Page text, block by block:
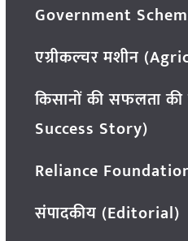
Government
एग्रीकल्चर मशीन
किसानों की सफलता
Success Story)
Reliance
संपादकीय (Editorial)